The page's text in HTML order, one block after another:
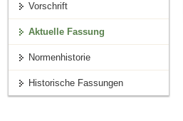
Vorschrift
Aktuelle Fassung
Normenhistorie
Historische Fassungen